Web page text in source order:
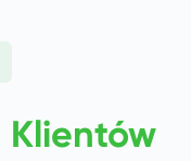
Klientów